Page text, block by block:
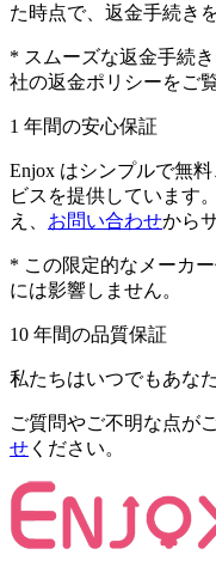
た時点で、返金手続き
* スムーズな返金手続
社の返金ポリシーをご
1 年間の安心保証
Enjox はシンプルで無
ビスを提供しています
え、 お問い合わせから
* この限定的なメーカ
には影響しません。
10 年間の品質保証
私たちはいつでもあな
ご質問やご不明な点が
せ ください。